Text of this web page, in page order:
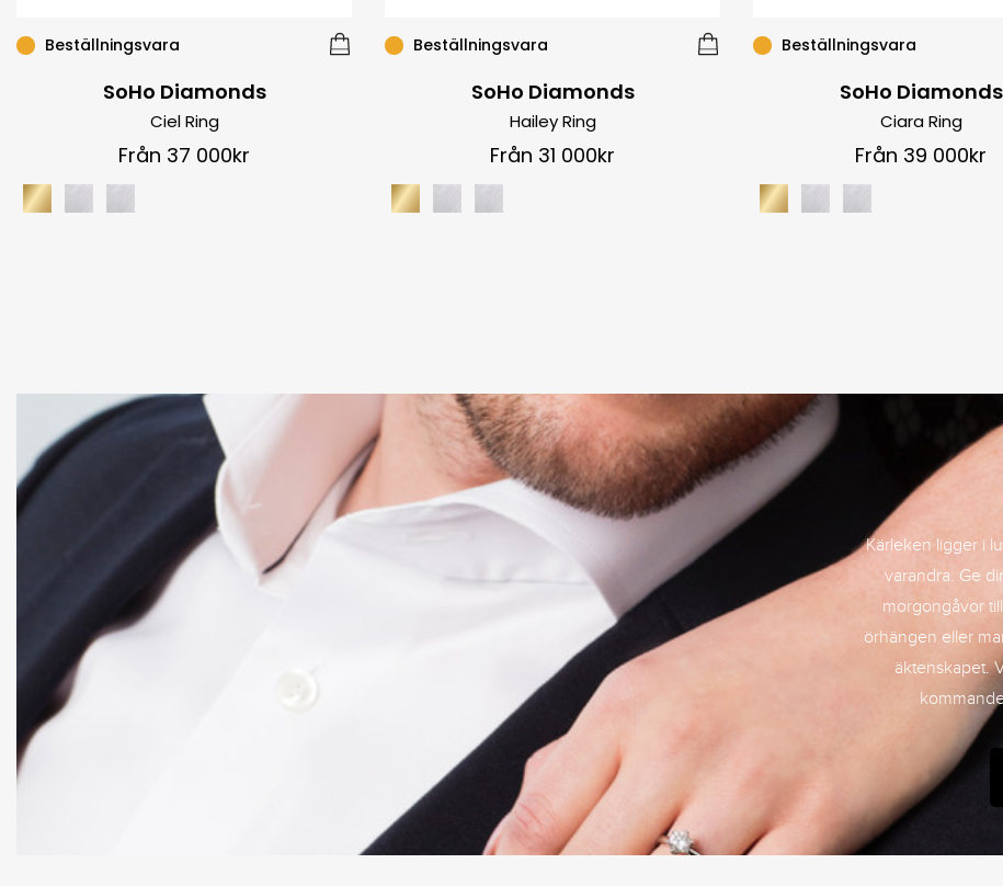
Beställningsvara
SoHo Diamonds
Ciel Ring
Från 37 000kr
Beställningsvara
SoHo Diamonds
Hailey Ring
Från 31 000kr
Beställningsvara
SoHo Diamonds
Ciara Ring
Från 39 000kr
Kärleken ligger i
varandra. Ge
morgongåvor
örhängen eller
äktenskapet.